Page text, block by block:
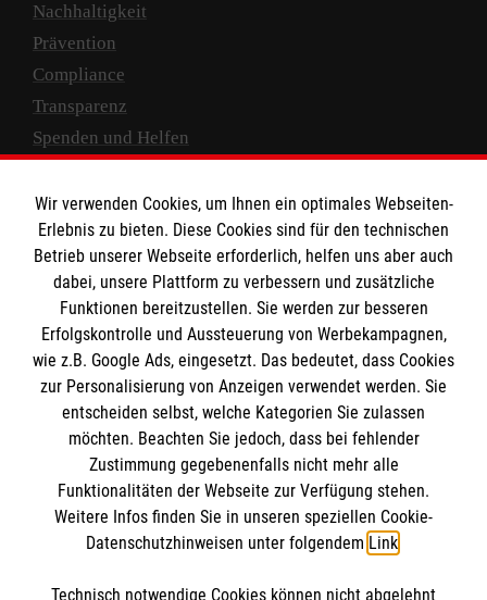
Nachhaltigkeit
Prävention
Compliance
Transparenz
Spenden und Helfen
Empfänger: Malteser Hilfsdienst e.V.
IBAN: DE10 3706 0120 1201 2000 12
BIC: GENODED 1PA7
Newsletter abonnieren
Wir verwenden Cookies, um Ihnen ein optimales Webseiten-
Erlebnis zu bieten. Diese Cookies sind für den technischen
Betrieb unserer Webseite erforderlich, helfen uns aber auch
dabei, unsere Plattform zu verbessern und zusätzliche
Funktionen bereitzustellen. Sie werden zur besseren
Erfolgskontrolle und Aussteuerung von Werbekampagnen,
wie z.B. Google Ads, eingesetzt. Das bedeutet, dass Cookies
zur Personalisierung von Anzeigen verwendet werden. Sie
entscheiden selbst, welche Kategorien Sie zulassen
möchten. Beachten Sie jedoch, dass bei fehlender
Zustimmung gegebenenfalls nicht mehr alle
Funktionalitäten der Webseite zur Verfügung stehen.
Weitere Infos finden Sie in unseren speziellen Cookie-
Datenschutzhinweisen unter folgendem Link.
Technisch notwendige Cookies können nicht abgelehnt